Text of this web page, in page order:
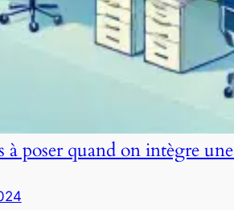
à poser quand on intègre